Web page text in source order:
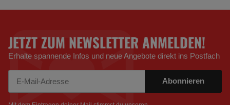
JETZT ZUM NEWSLETTER ANMELDEN!
Erhalte spannende Infos und neue Angebote direkt ins Postfach
Abonnieren